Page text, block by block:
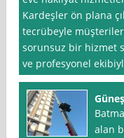
Kardeşler ön plana
tecrübeyle
sorunsuz bir hizmet
ve profesyonel
alan